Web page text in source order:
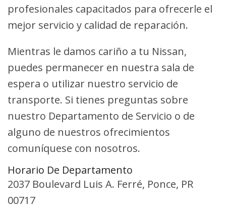
profesionales capacitados para ofrecerle el
mejor servicio y calidad de reparación.
Mientras le damos cariño a tu Nissan,
puedes permanecer en nuestra sala de
espera o utilizar nuestro servicio de
transporte. Si tienes preguntas sobre
nuestro Departamento de Servicio o de
alguno de nuestros ofrecimientos
comuníquese con nosotros.
Horario De Departamento
2037 Boulevard Luis A. Ferré, Ponce, PR
00717